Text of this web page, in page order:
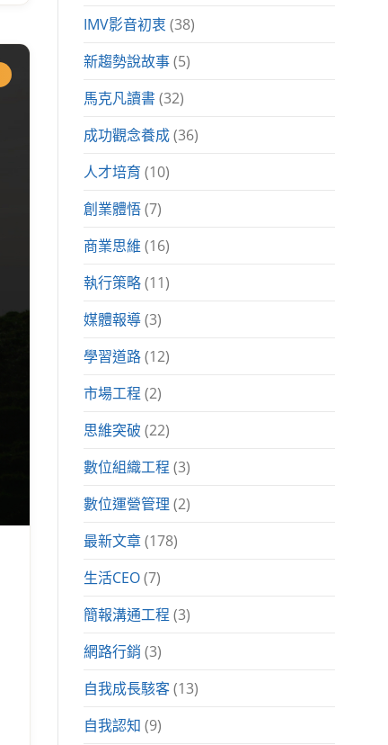
IMV影音初衷 (38)
新趨勢說故事 (5)
馬克凡讀書 (32)
成功觀念養成 (36)
人才培育 (10)
創業體悟 (7)
商業思維 (16)
執行策略 (11)
媒體報導 (3)
學習道路 (12)
市場工程 (2)
思維突破 (22)
數位組織工程 (3)
數位運營管理 (2)
最新文章 (178)
生活CEO (7)
簡報溝通工程 (3)
網路行銷 (3)
自我成長駭客 (13)
自我認知 (9)